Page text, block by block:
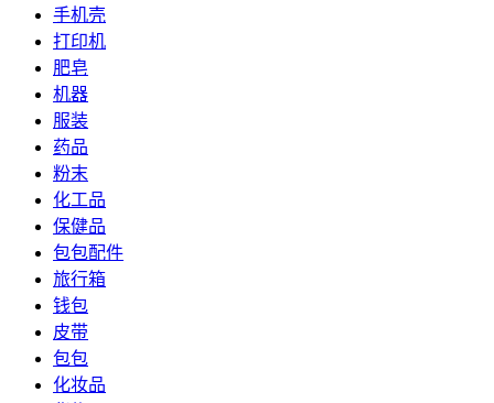
手机壳
打印机
肥皂
机器
服装
药品
粉末
化工品
保健品
包包配件
旅行箱
钱包
皮带
包包
化妆品